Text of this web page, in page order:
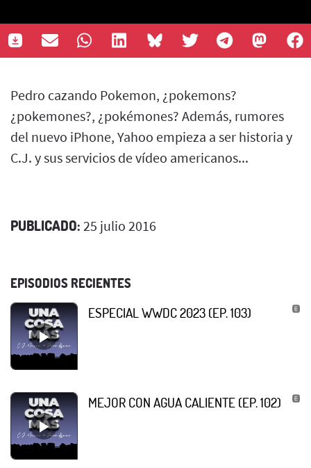
Pedro cazando Pokemon, ¿pokemons?
¿pokemones?, ¿pokémones? Además, rumores
del nuevo iPhone, Yahoo empieza a ser historia y
C.J. y sus servicios de vídeo americanos...
PUBLICADO: 25 julio 2016
EPISODIOS RECIENTES
ESPECIAL WWDC 2023 (EP. 103)
MEJOR CON AGUA CALIENTE (EP. 102)